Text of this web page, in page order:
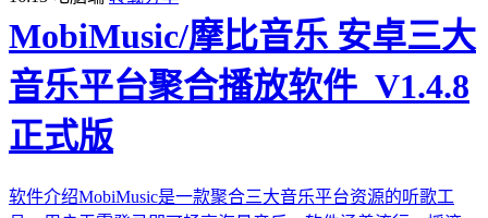
MobiMusic/摩比音乐 安卓三大
音乐平台聚合播放软件_V1.4.8
正式版
软件介绍MobiMusic是一款聚合三大音乐平台资源的听歌工